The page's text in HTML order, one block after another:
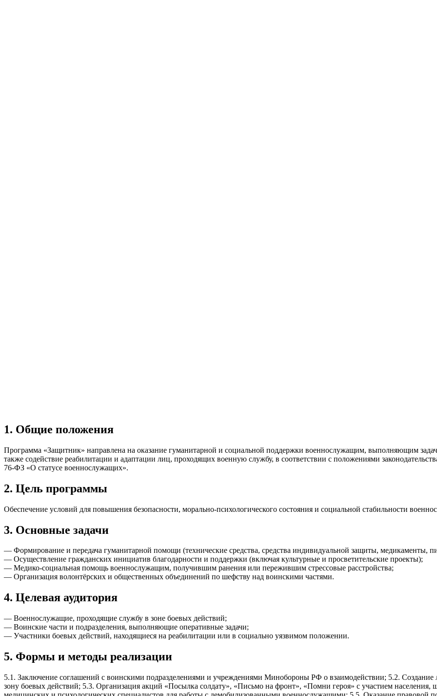
1. Общие положения
Программа «Защитник» направлена на оказание гуманитарной и социальной поддержки военнослужащим, выполняющим
также содействие реабилитации и адаптации лиц, проходящих военную службу, в соответствии с положениями
76-ФЗ «О статусе военнослужащих».
2. Цель программы
Обеспечение условий для повышения безопасности, морально-психологического состояния и социальной стабильности
3. Основные задачи
— Формирование и передача гуманитарной помощи (технические средства, средства индивидуальной защиты, медикаменты,
— Осуществление гражданских инициатив благодарности и поддержки (включая культурные и просветительские проекты);
— Медико-социальная помощь военнослужащим, получившим ранения или пережившим стрессовые расстройства;
— Организация волонтёрских и общественных объединений по шефству над воинскими частями.
4. Целевая аудитория
— Военнослужащие, проходящие службу в зоне боевых действий;
— Воинские части и подразделения, выполняющие оперативные задачи;
— Участники боевых действий, находящиеся на реабилитации или в социально уязвимом положении.
5. Формы и методы реализации
5.1. Заключение соглашений с воинскими подразделениями и учреждениями Минобороны РФ о взаимодействии; 5.2. Создание
зону боевых действий; 5.3. Организация акций «Посылка солдату», «Письмо на фронт», «Помни героя» с участием населения,